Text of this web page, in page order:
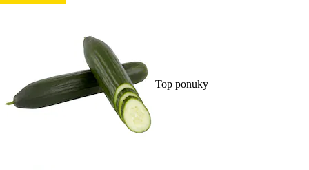
Top ponuky